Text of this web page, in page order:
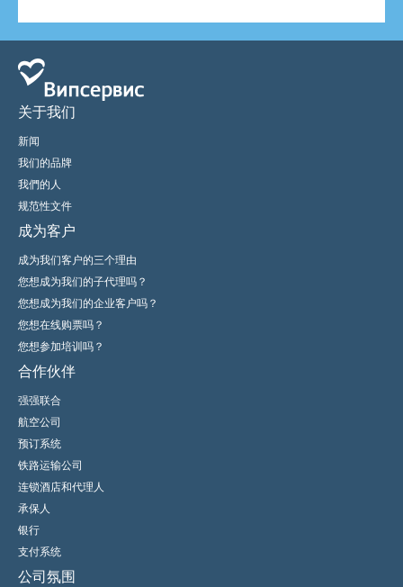
关于我们
新闻
我们的品牌
我們的人
规范性文件
成为客户
成为我们客户的三个理由
您想成为我们的子代理吗？
您想成为我们的企业客户吗？
您想在线购票吗？
您想参加培训吗？
合作伙伴
强强联合
航空公司
预订系统
铁路运输公司
连锁酒店和代理人
承保人
银行
支付系统
公司氛围